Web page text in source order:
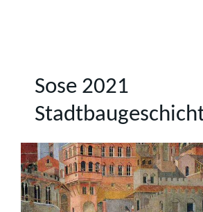
Sose 2021